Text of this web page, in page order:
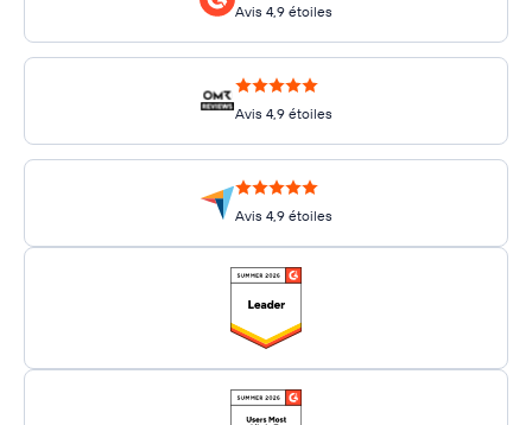
Avis 4,9 étoiles
Avis 4,9 étoiles
Avis 4,9 étoiles